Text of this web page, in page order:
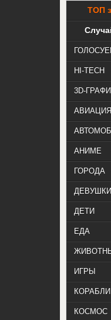
ТОП
HI-TECH
3D-
АВИАЦИЯ
АНИМЕ
ГОРОДА
ДЕВУШКИ
ДЕТИ
ЕДА
ИГРЫ
КОРАБЛИ
КОСМОС